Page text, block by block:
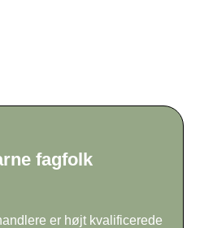
fagfolk
er højt kvalificerede